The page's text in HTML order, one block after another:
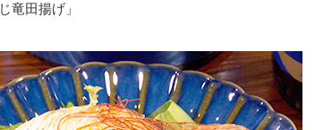
竜田揚げ」